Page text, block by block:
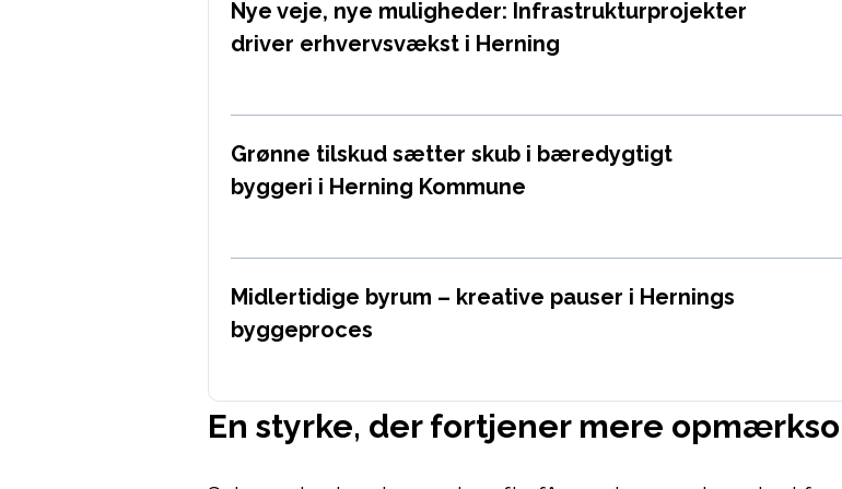
Nye veje, nye muligheder: Infrastrukturprojekter
driver erhvervsvækst i Herning
Grønne tilskud sætter skub i bæredygtigt
byggeri i Herning Kommune
Midlertidige byrum – kreative pauser i Hernings
byggeproces
En styrke, der fortjener mere